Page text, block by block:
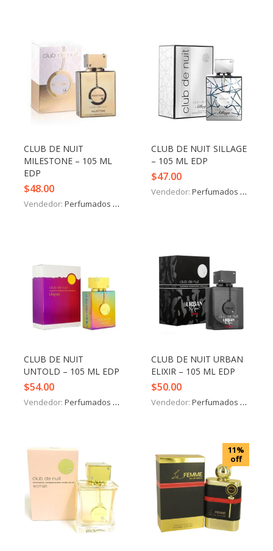
CLUB DE NUIT
MILESTONE – 105 ML
EDP
$48.00
Vendedor: Perfumados y más
CLUB DE NUIT SILLAGE
– 105 ML EDP
$47.00
Vendedor: Perfumados y más
CLUB DE NUIT
UNTOLD – 105 ML EDP
$54.00
Vendedor: Perfumados y más
CLUB DE NUIT URBAN
ELIXIR – 105 ML EDP
$50.00
Vendedor: Perfumados y más
11%
off